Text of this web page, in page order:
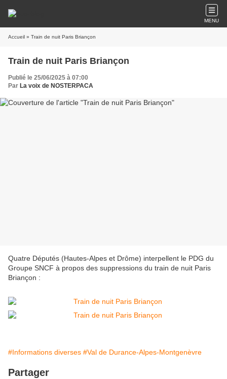
MENU
Accueil » Train de nuit Paris Briançon
Train de nuit Paris Briançon
Publié le 25/06/2025 à 07:00
Par La voix de NOSTERPACA
Quatre Députés (Hautes-Alpes et Drôme) interpellent le PDG du
Groupe SNCF à propos des suppressions du train de nuit Paris
Briançon :
#Informations diverses #Val de Durance-Alpes-Montgenèvre
Partager